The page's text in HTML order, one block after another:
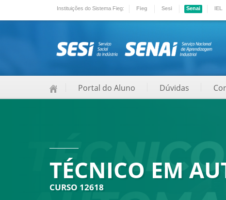
Instituições do Sistema Fieg: Fieg Sesi Senai IEL
Portal do Aluno Dúvidas
TÉCNICO EM
CURSO 12618